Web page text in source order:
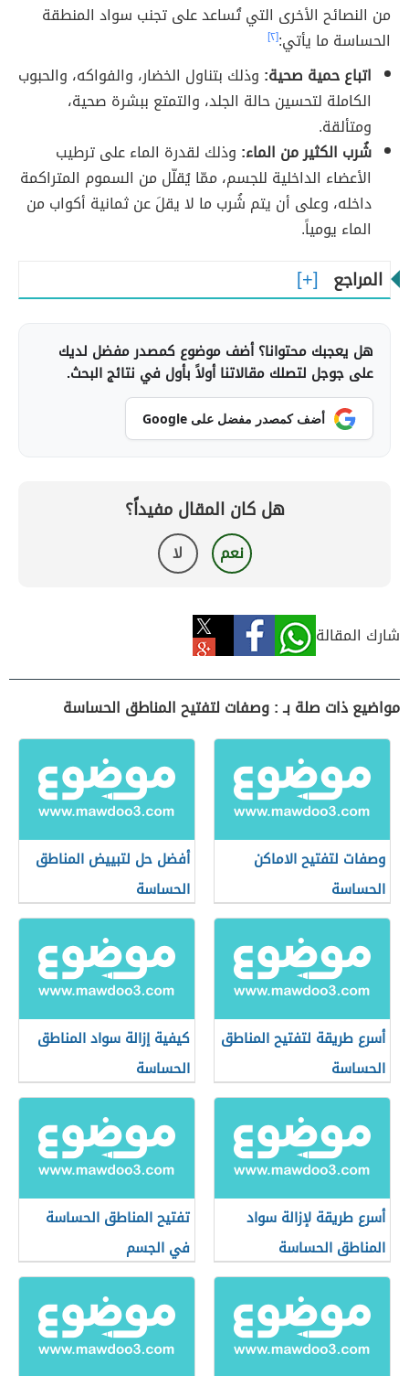
من النصائح الأخرى التي تُساعد على تجنب سواد المنطقة
الحساسة ما يأتي:[٢]
اتباع حمية صحية: وذلك بتناول الخضار، والفواكه، والحبوب
الكاملة لتحسين حالة الجلد، والتمتع ببشرة صحية،
ومتألقة.
شُرب الكثير من الماء: وذلك لقدرة الماء على ترطيب
الأعضاء الداخلية للجسم، ممّا يُقلّل من السموم المتراكمة
داخله، وعلى أن يتم شُرب ما لا يقلَ عن ثمانية أكواب من
الماء يومياً.
المراجع
هل يعجبك محتوانا؟ أضف موضوع كمصدر مفضل لديك
على جوجل لتصلك مقالاتنا أولاً بأول في نتائج البحث.
أضف كمصدر مفضل على Google
هل كان المقال مفيداً؟
نعم لا
شارك المقالة
مواضيع ذات صلة بـ : وصفات لتفتيح المناطق الحساسة
وصفات لتفتيح الاماكن
الحساسة
أفضل حل لتبييض المناطق
الحساسة
أسرع طريقة لتفتيح المناطق
الحساسة
كيفية إزالة سواد المناطق
الحساسة
أسرع طريقة لإزالة سواد
المناطق الحساسة
تفتيح المناطق الحساسة
في الجسم